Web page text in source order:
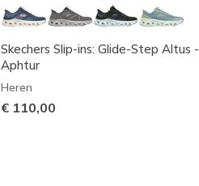
Skechers Slip-ins: Glide-Step Altus -
Aphtur
Heren
€ 110,00